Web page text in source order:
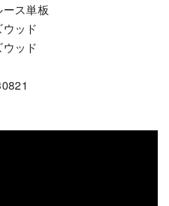
ース単板
ウッド
ウッド